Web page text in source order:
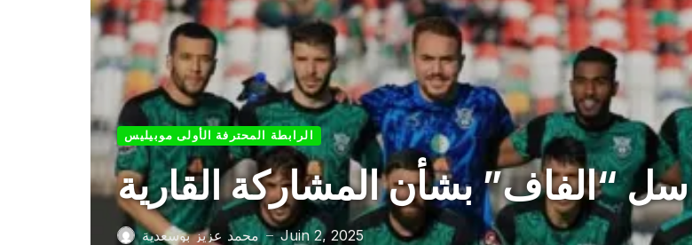
الرابطة المحترفة الأولى موبيليس
“الفاف” بشأن المشاركة القارية
محمد عزيز بوسعدية — Juin 2, 2025